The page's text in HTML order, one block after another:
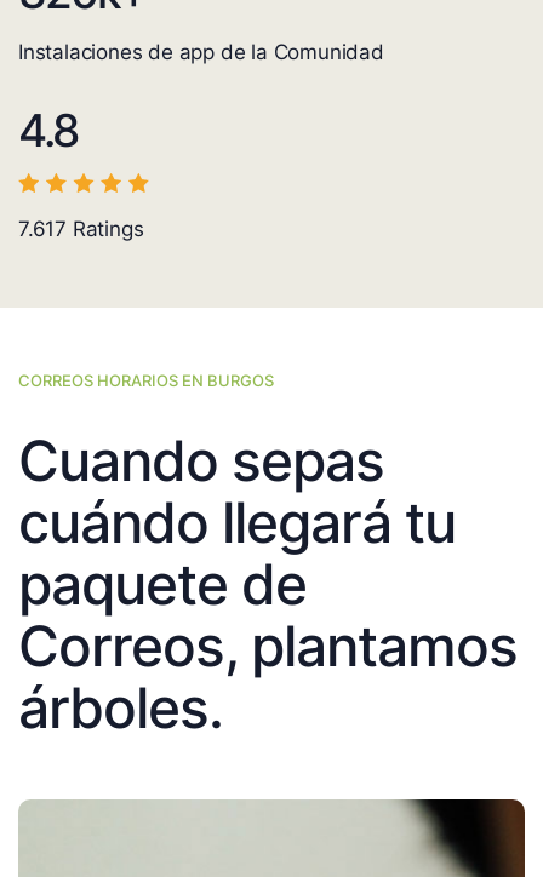
Instalaciones de app de la Comunidad
4.8
7.617 Ratings
CORREOS HORARIOS EN BURGOS
Cuando sepas
cuándo llegará tu
paquete de
Correos, plantamos
árboles.